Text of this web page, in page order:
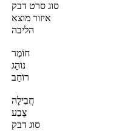
סוג סרט דבק
איזור מוצא
הליבה
חוֹמֶר
נוֹהָג
רוֹחַב
חֲבִילָה
צֶבַע
סוג דבק